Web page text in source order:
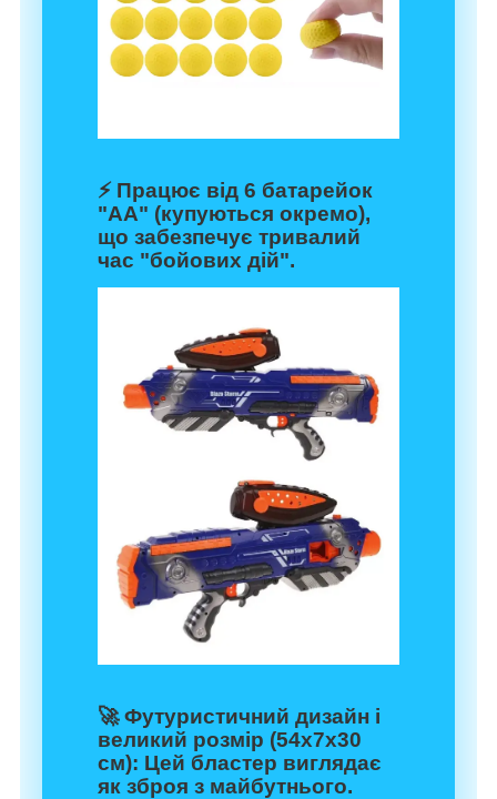
⚡ Працює від 6 батарейок
"АА" (купуються окремо),
що забезпечує тривалий
час "бойових дій".
🚀Футуристичний дизайн і
великий розмір (54х7х30
см): Цей бластер виглядає
як зброя з майбутнього.